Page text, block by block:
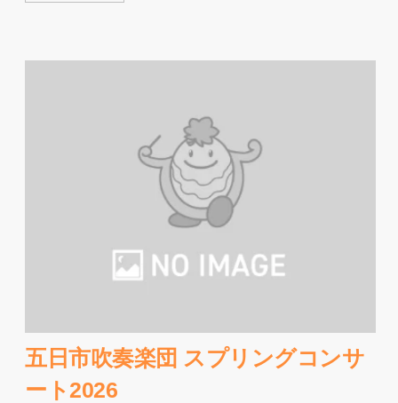
五日市吹奏楽団 スプリングコンサ
ート2026